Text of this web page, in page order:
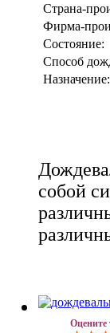
Страна-
Фирма-
Состояние:
Способ
Назначение:
собой
Оцените